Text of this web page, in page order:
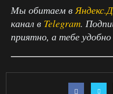
Мы обитаем в
канал в Telegram.
приятно, а тебе удобно